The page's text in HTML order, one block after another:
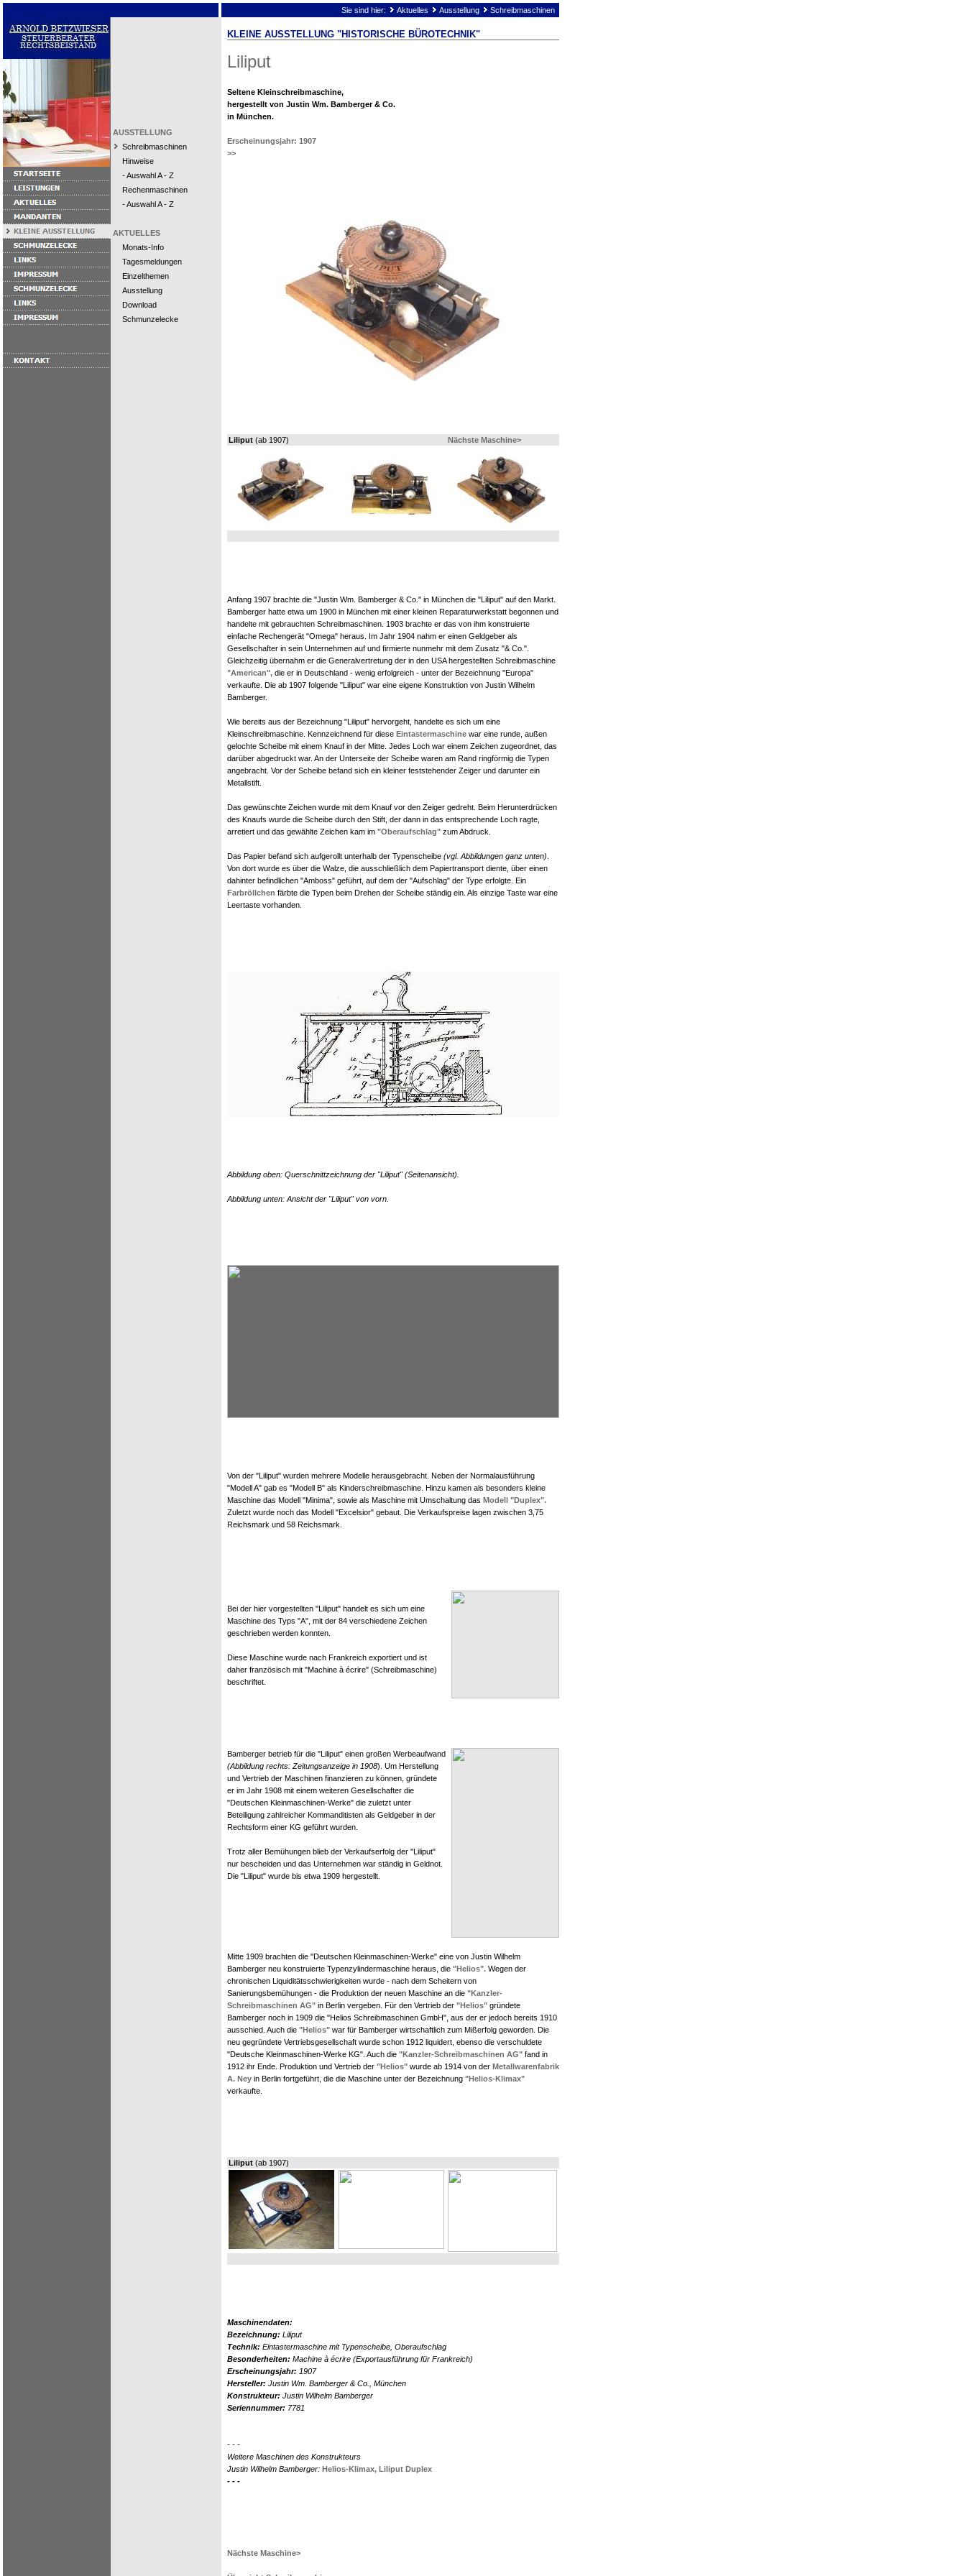
Sie sind hier: Aktuelles Ausstellung Schreibmaschinen
AUSSTELLUNG
Schreibmaschinen
Hinweise
- Auswahl A - Z
Rechenmaschinen
- Auswahl A - Z
AKTUELLES
Monats-Info
Tagesmeldungen
Einzelthemen
Ausstellung
Download
Schmunzelecke
KLEINE AUSSTELLUNG "HISTORISCHE BÜROTECHNIK"
Liliput
Seltene Kleinschreibmaschine,
hergestellt von Justin Wm. Bamberger & Co.
in München.
Erscheinungsjahr: 1907
>>
Liliput (ab 1907) Nächste Maschine>
Anfang 1907 brachte die "Justin Wm. Bamberger & Co." in München die "Liliput" auf den Markt.
Bamberger hatte etwa um 1900 in München mit einer kleinen Reparaturwerkstatt begonnen und
handelte mit gebrauchten Schreibmaschinen. 1903 brachte er das von ihm konstruierte
einfache Rechengerät "Omega" heraus. Im Jahr 1904 nahm er einen Geldgeber als
Gesellschafter in sein Unternehmen auf und firmierte nunmehr mit dem Zusatz "& Co.".
Gleichzeitig übernahm er die Generalvertretung der in den USA hergestellten Schreibmaschine
"American", die er in Deutschland - wenig erfolgreich - unter der Bezeichnung "Europa"
verkaufte. Die ab 1907 folgende "Liliput" war eine eigene Konstruktion von Justin Wilhelm
Bamberger.
Wie bereits aus der Bezeichnung "Liliput" hervorgeht, handelte es sich um eine
Kleinschreibmaschine. Kennzeichnend für diese Eintastermaschine war eine runde, außen
gelochte Scheibe mit einem Knauf in der Mitte. Jedes Loch war einem Zeichen zugeordnet, das
darüber abgedruckt war. An der Unterseite der Scheibe waren am Rand ringförmig die Typen
angebracht. Vor der Scheibe befand sich ein kleiner feststehender Zeiger und darunter ein
Metallstift.
Das gewünschte Zeichen wurde mit dem Knauf vor den Zeiger gedreht. Beim Herunterdrücken
des Knaufs wurde die Scheibe durch den Stift, der dann in das entsprechende Loch ragte,
arretiert und das gewählte Zeichen kam im "Oberaufschlag" zum Abdruck.
Das Papier befand sich aufgerollt unterhalb der Typenscheibe (vgl. Abbildungen ganz unten)
Von dort wurde es über die Walze, die ausschließlich dem Papiertransport diente, über einen
dahinter befindlichen "Amboss" geführt, auf dem der "Aufschlag" der Type erfolgte. Ein
Farbröllchen färbte die Typen beim Drehen der Scheibe ständig ein. Als einzige Taste war eine
Leertaste vorhanden.
Abbildung oben: Querschnittzeichnung der "Liliput" (Seitenansicht).
Abbildung unten: Ansicht der "Liliput" von vorn.
Von der "Liliput" wurden mehrere Modelle herausgebracht. Neben der Normalausführung
"Modell A" gab es "Modell B" als Kinderschreibmaschine. Hinzu kamen als besonders kleine
Maschine das Modell "Minima", sowie als Maschine mit Umschaltung das Modell "Duplex".
Zuletzt wurde noch das Modell "Excelsior" gebaut. Die Verkaufspreise lagen zwischen 3,75
Reichsmark und 58 Reichsmark.
Bei der hier vorgestellten "Liliput" handelt es sich um eine
Maschine des Typs "A", mit der 84 verschiedene Zeichen
geschrieben werden konnten.
Diese Maschine wurde nach Frankreich exportiert und ist
daher französisch mit "Machine à écrire" (Schreibmaschine)
beschriftet.
Bamberger betrieb für die "Liliput" einen großen Werbeaufwand
(Abbildung rechts: Zeitungsanzeige in 1908). Um Herstellung
und Vertrieb der Maschinen finanzieren zu können, gründete
er im Jahr 1908 mit einem weiteren Gesellschafter die
"Deutschen Kleinmaschinen-Werke" die zuletzt unter
Beteiligung zahlreicher Kommanditisten als Geldgeber in der
Rechtsform einer KG geführt wurden.
Trotz aller Bemühungen blieb der Verkaufserfolg der "Liliput"
nur bescheiden und das Unternehmen war ständig in Geldnot.
Die "Liliput" wurde bis etwa 1909 hergestellt.
Mitte 1909 brachten die "Deutschen Kleinmaschinen-Werke" eine von Justin Wilhelm
Bamberger neu konstruierte Typenzylindermaschine heraus, die "Helios". Wegen der
chronischen Liquiditätsschwierigkeiten wurde - nach dem Scheitern von
Sanierungsbemühungen - die Produktion der neuen Maschine an die "Kanzler-
Schreibmaschinen AG" in Berlin vergeben. Für den Vertrieb der "Helios" gründete
Bamberger noch in 1909 die "Helios Schreibmaschinen GmbH", aus der er jedoch bereits 1910
ausschied. Auch die "Helios" war für Bamberger wirtschaftlich zum Mißerfolg geworden. Die
neu gegründete Vertriebsgesellschaft wurde schon 1912 liquidert, ebenso die verschuldete
"Deutsche Kleinmaschinen-Werke KG". Auch die "Kanzler-Schreibmaschinen AG" fand in
1912 ihr Ende. Produktion und Vertrieb der "Helios" wurde ab 1914 von der Metallwarenfabrik
A. Ney in Berlin fortgeführt, die die Maschine unter der Bezeichnung "Helios-Klimax"
verkaufte.
Liliput (ab 1907)
Maschinendaten:
Bezeichnung: Liliput
Technik: Eintastermaschine mit Typenscheibe, Oberaufschlag
Besonderheiten: Machine à écrire (Exportausführung für Frankreich)
Erscheinungsjahr: 1907
Hersteller: Justin Wm. Bamberger & Co., München
Konstrukteur: Justin Wilhelm Bamberger
Seriennummer: 7781
- - -
Weitere Maschinen des Konstrukteurs
Justin Wilhelm Bamberger: Helios-Klimax, Liliput Duplex
- - -
Nächste Maschine>